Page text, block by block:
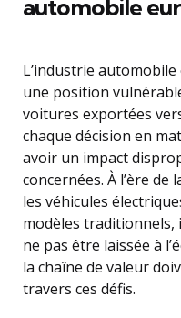
automobile
L’industrie
une position
voitures exportées
chaque décision en
avoir un impact
concernées. À l’ère
les véhicules
modèles traditionnels,
ne pas être laissée à
la chaîne de valeur
travers ces défis.